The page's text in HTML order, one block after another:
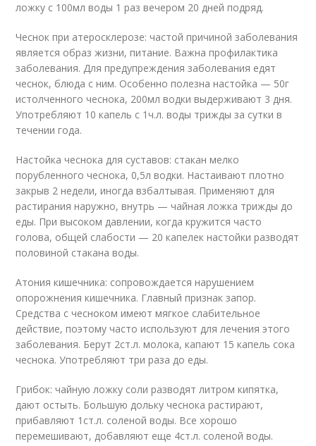
ложку с 100мл воды 1 раз вечером 20 дней подряд.
Чеснок при атеросклерозе: частой причиной заболевания
является образ жизни, питание. Важна профилактика
заболевания. Для предупреждения заболевания едят
чеснок, блюда с ним. Особенно полезна настойка — 50г
истолченного чеснока, 200мл водки выдерживают 3 дня.
Употребляют 10 капель с 1ч.л. воды трижды за сутки в
течении года.
Настойка чеснока для суставов: стакан мелко
порубленного чеснока, 0,5л водки. Настаивают плотно
закрыв 2 недели, иногда взбалтывая. Применяют для
растирания наружно, внутрь — чайная ложка трижды до
еды. При высоком давлении, когда кружится часто
голова, общей слабости — 20 капелек настойки разводят
половиной стакана воды.
Атония кишечника: сопровождается нарушением
опорожнения кишечника. Главный признак запор.
Средства с чесноком имеют мягкое слабительное
действие, поэтому часто используют для лечения этого
заболевания. Берут 2ст.л. молока, капают 15 капель сока
чеснока. Употребляют три раза до еды.
Грибок: чайную ложку соли разводят литром кипятка,
дают остыть. Большую дольку чеснока растирают,
прибавляют 1ст.л. соленой воды. Все хорошо
перемешивают, добавляют еще 4ст.л. соленой воды.